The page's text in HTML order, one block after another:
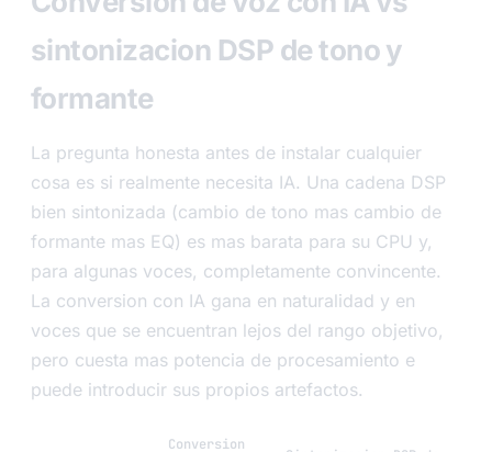
sintonizacion DSP de tono y
formante
La pregunta honesta antes de instalar cualquier
cosa es si realmente necesita IA. Una cadena DSP
bien sintonizada (cambio de tono mas cambio de
formante mas EQ) es mas barata para su CPU y,
para algunas voces, completamente convincente.
La conversion con IA gana en naturalidad y en
voces que se encuentran lejos del rango objetivo,
pero cuesta mas potencia de procesamiento e
puede introducir sus propios artefactos.
Conversion